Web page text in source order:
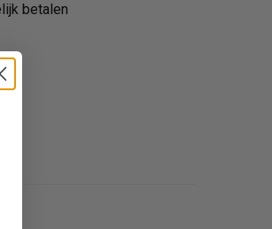
betalen